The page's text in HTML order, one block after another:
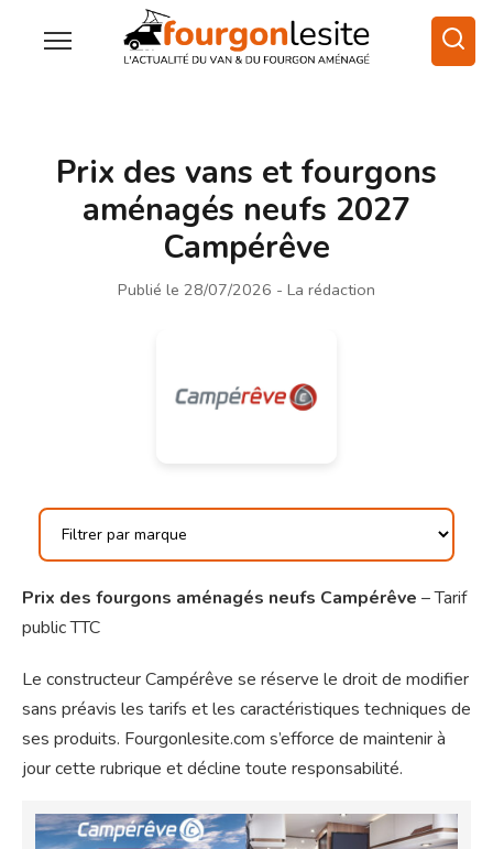
Prix des vans et fourgons
aménagés neufs 2027
Campérêve
Publié le 28/07/2026 - La rédaction
Prix des fourgons aménagés neufs Campérêve – Tarif
public TTC
Le constructeur Campérêve se réserve le droit de modifier
sans préavis les tarifs et les caractéristiques techniques de
ses produits. Fourgonlesite.com s’efforce de maintenir à
jour cette rubrique et décline toute responsabilité.